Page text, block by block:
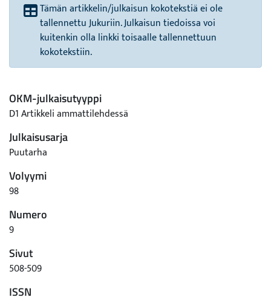
Tämän artikkelin/julkaisun kokotekstiä ei ole
tallennettu Jukuriin. Julkaisun tiedoissa voi
kuitenkin olla linkki toisaalle tallennettuun
kokotekstiin.
OKM-julkaisutyyppi
D1 Artikkeli ammattilehdessä
Julkaisusarja
Puutarha
Volyymi
98
Numero
9
Sivut
508-509
ISSN